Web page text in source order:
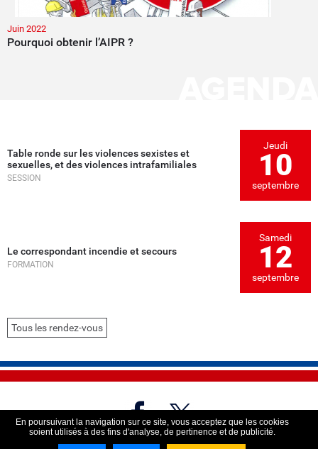
En poursuivant la navigation sur ce site, vous acceptez que les cookies
soient utilisés à des fins d'analyse, de pertinence et de publicité.
Juin 2022
Pourquoi obtenir l’AIPR ?
Table ronde sur les violences sexistes et
sexuelles, et des violences intrafamiliales
SESSION
Jeudi
10
septembre
Le correspondant incendie et secours
FORMATION
Samedi
12
septembre
Tous les rendez-vous
Imaginé parNEFTIS- CMS :Flexit©